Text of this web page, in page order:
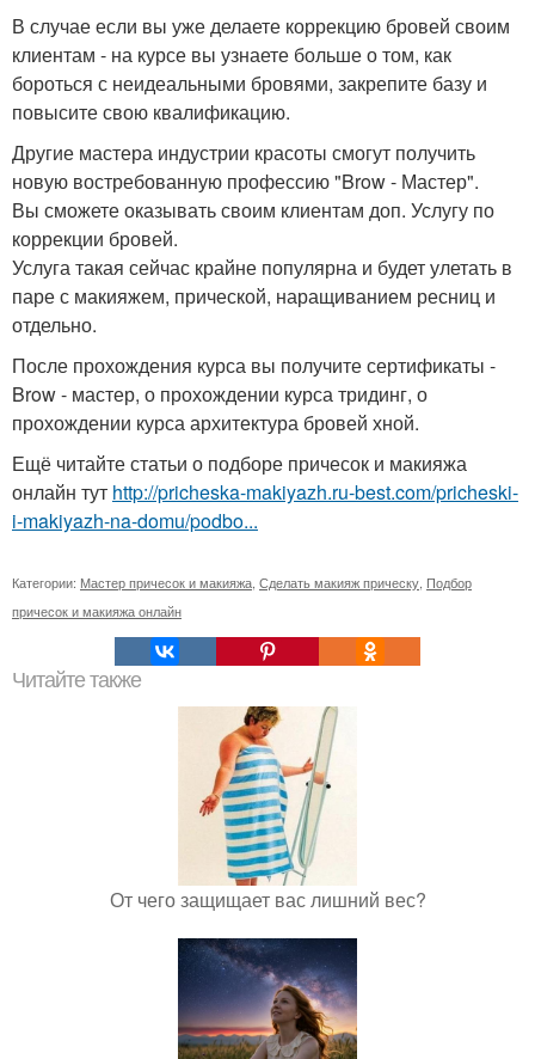
В случае если вы уже делаете коррекцию бровей своим
клиентам - на курсе вы узнаете больше о том, как
бороться с неидеальными бровями, закрепите базу и
повысите свою квалификацию.
Другие мастера индустрии красоты смогут получить
новую востребованную профессию "Brow - Мастер".
Вы сможете оказывать своим клиентам доп. Услугу по
коррекции бровей.
Услуга такая сейчас крайне популярна и будет улетать в
паре с макияжем, прической, наращиванием ресниц и
отдельно.
После прохождения курса вы получите сертификаты -
Brow - мастер, о прохождении курса тридинг, о
прохождении курса архитектура бровей хной.
Ещё читайте статьи о подборе причесок и макияжа
онлайн тут http://pricheska-makiyazh.ru-best.com/pricheski-
i-makiyazh-na-domu/podbo...
Категории: Мастер причесок и макияжа Сделать макияж прическу Подбор
причесок и макияжа онлайн
Читайте также
От чего защищает вас лишний вес?